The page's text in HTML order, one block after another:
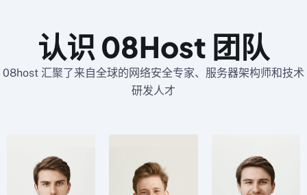
认识 08Host 团队
08host 汇聚了来自全球的网络安全专家、服务器架构师和技术
研发人才